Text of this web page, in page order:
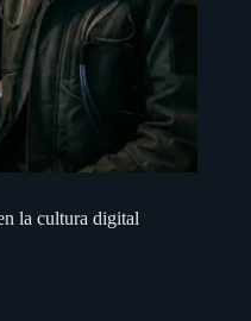
la cultura digital